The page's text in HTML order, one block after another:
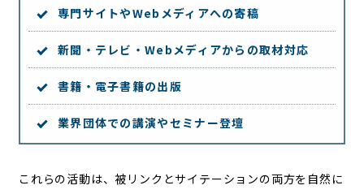
専門サイトやWebメディアへの寄稿
新聞・テレビ・Webメディアからの取材対応
書籍・電子書籍の出版
業界団体での講演やセミナー登壇
これらの活動は、被リンクとサイテーションの両方を自然に